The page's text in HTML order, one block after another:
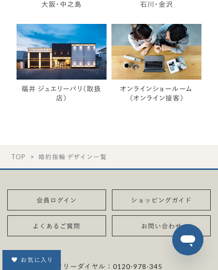
大阪・中之島 石川・金沢
福井 ジュエリーパリ（取扱
店）
オンラインショールーム
（オンライン接客）
お気に入り
TOP 婚約指輪 デザイン一覧
会員ログイン ショッピングガイド
よくあるご質問 お問い合わせ
フリーダイヤル：0120-978-345